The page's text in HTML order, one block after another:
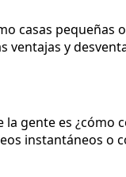
casas
ventajas y
gente es
instantáneos o